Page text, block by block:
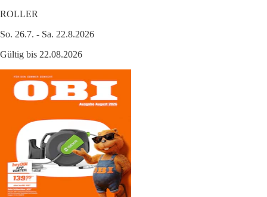
ROLLER
So. 26.7. - Sa. 22.8.2026
Gültig bis 22.08.2026